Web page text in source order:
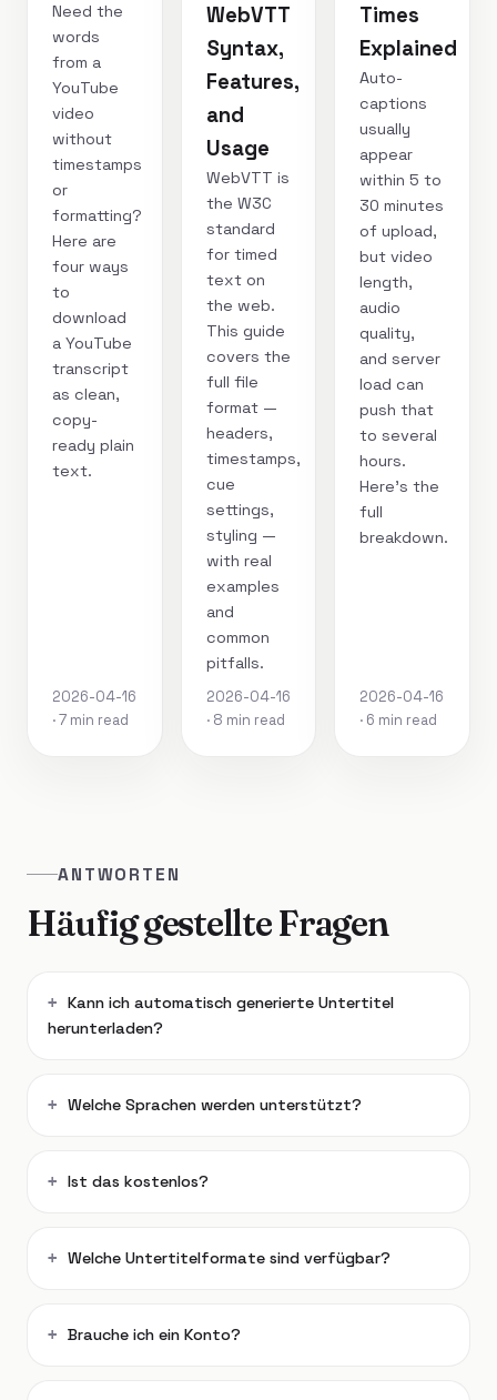
Need the
words
from a
YouTube
video
without
timestamps
or
formatting?
Here are
four ways
to
download
a YouTube
transcript
as clean,
copy-
ready plain
text.
2026-04-16
· 7 min read
WebVTT
Syntax,
Features,
and
Usage
WebVTT is
the W3C
standard
for timed
text on
the web.
This guide
covers the
full file
format —
headers,
timestamps,
cue
settings,
styling —
with real
examples
and
common
pitfalls.
2026-04-16
· 8 min read
Times
Explained
Auto-
captions
usually
appear
within 5 to
30 minutes
of upload,
but video
length,
audio
quality,
and server
load can
push that
to several
hours.
Here's the
full
breakdown.
2026-04-16
· 6 min read
ANTWORTEN
Häufig gestellte Fragen
Kann ich automatisch generierte Untertitel
herunterladen?
Welche Sprachen werden unterstützt?
Ist das kostenlos?
Welche Untertitelformate sind verfügbar?
Brauche ich ein Konto?